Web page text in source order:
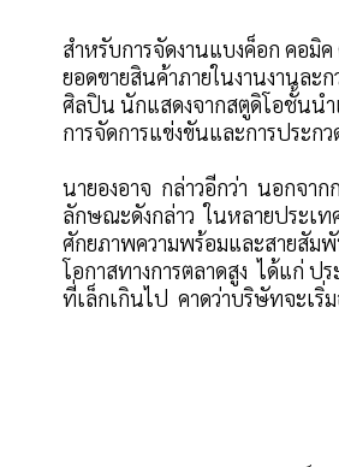
สำหรับการจัดงานแบงค็อก คอมิ
ยอดขายสินค้าภายในงานงานล
ศิลปิน นักแสดงจากสตูดิโอชั้นนำ
การจัดการแข่งขันและการประ
นายองอาจ กล่าวอีกว่า นอกจาก
ลักษณะดังกล่าว ในหลายประเท
ศักยภาพความพร้อมและสายสัม
โอกาสทางการตลาดสูง ได้แก่
ที่เล็กเกินไป คาดว่าบริษัทจะเริ่